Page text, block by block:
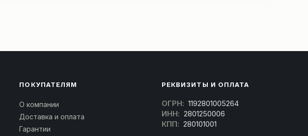
ПОКУПАТЕЛЯМ
О компании
Доставка и оплата
Гарантии
РЕКВИЗИТЫ И ОПЛАТА
ОГРН: 1192801005264
ИНН: 2801250006
КПП: 280101001